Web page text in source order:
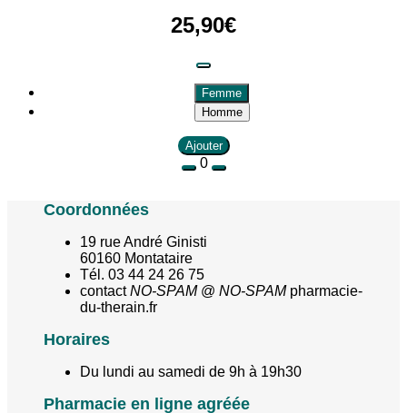
25,90€
Femme
Homme
Ajouter
0
Coordonnées
19 rue André Ginisti
60160 Montataire
Tél. 03 44 24 26 75
contactNO-SPAM @ NO-SPAM pharmacie-
du-therain.fr
Horaires
Du lundi au samedi de 9h à 19h30
Pharmacie en ligne agréée